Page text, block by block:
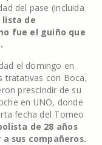
del pase (incluida
lista de
fue el guiño que
el domingo en
tratativas con Boca,
prescindir de su
en UNO, donde
fecha del Torneo
de 28 años
sus compañeros.